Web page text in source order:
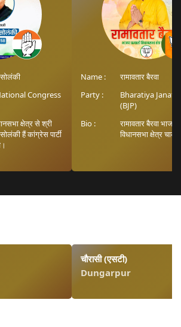
Congress
क्षेत्र से श्री
हैं कांग्रेस पार्टी
Name :
रामावतार बैरवा
Party :
Bharatiya
(BJP)
Bio :
रामावतार बैरवा भाजपा
विधानसभा क्षेत्र
चौरासी (एसटी)
Dungarpur